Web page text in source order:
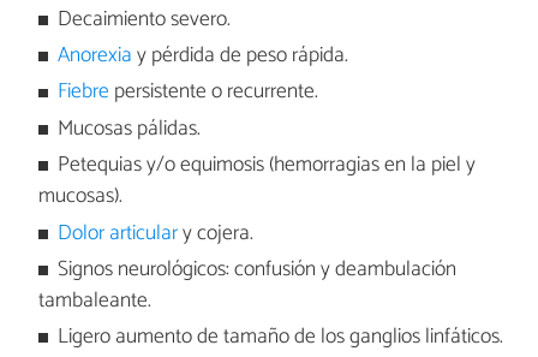
Decaimiento severo.
Anorexiay pérdida de peso rápida.
Fiebre persistente o recurrente.
Mucosas pálidas.
Petequias y/o equimosis (hemorragias en la piel y
mucosas).
Dolor articulary cojera.
Signos neurológicos: confusión y deambulación
tambaleante.
Ligero aumento de tamaño de los ganglios linfáticos.